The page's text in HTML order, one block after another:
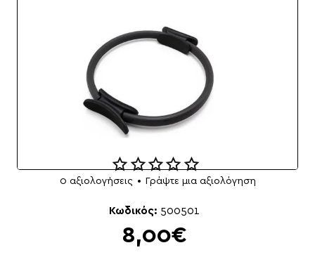
0 αξιολογήσεις • Γράψτε μια αξιολόγηση
8,00€
Κωδικός: 500501